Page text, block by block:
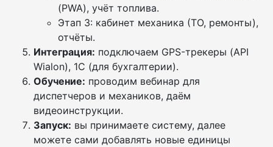
(PWA), учёт топлива.
Этап 3: кабинет механика (ТО, ремонты),
отчёты.
Интеграция: подключаем GPS-трекеры (API
Wialon), 1С (для бухгалтерии).
Обучение: проводим вебинар для
диспетчеров и механиков, даём
видеоинструкции.
Запуск: вы принимаете систему, далее
можете сами добавлять новые единицы